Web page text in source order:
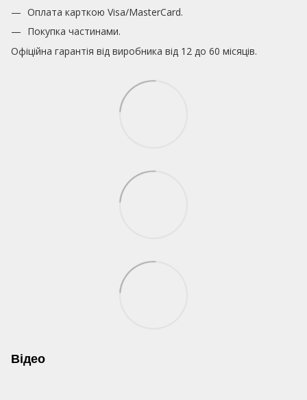
Оплата карткою Visa/MasterCard.
Покупка частинами.
Офіційна гарантія від виробника від 12 до 60 місяців.
Відео